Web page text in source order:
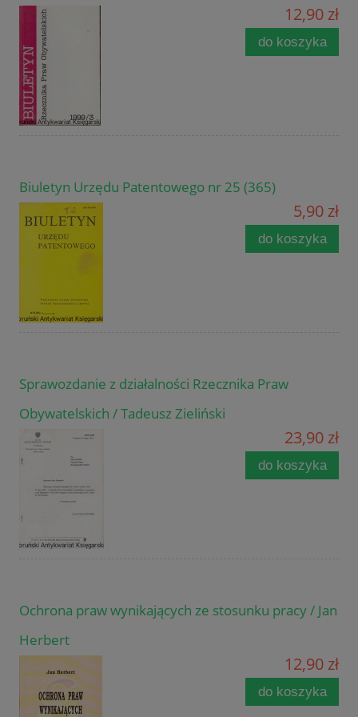
12,90 zł
do koszyka
Biuletyn Urzędu Patentowego nr 25 (365)
5,90 zł
do koszyka
Sprawozdanie z działalności Rzecznika Praw
Obywatelskich / Tadeusz Zieliński
23,90 zł
do koszyka
Ochrona praw wynikających ze stosunku pracy / Jan
Herbert
12,90 zł
do koszyka